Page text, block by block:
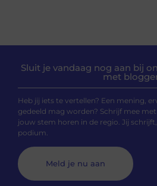
Sluit je vandaag nog aan bij
met
Heb jij iets te vertellen? Een mening,
gedeeld mag worden? Schrijf mee
jouw stem horen in de regio. Jij
podium.
Meld je nu aan